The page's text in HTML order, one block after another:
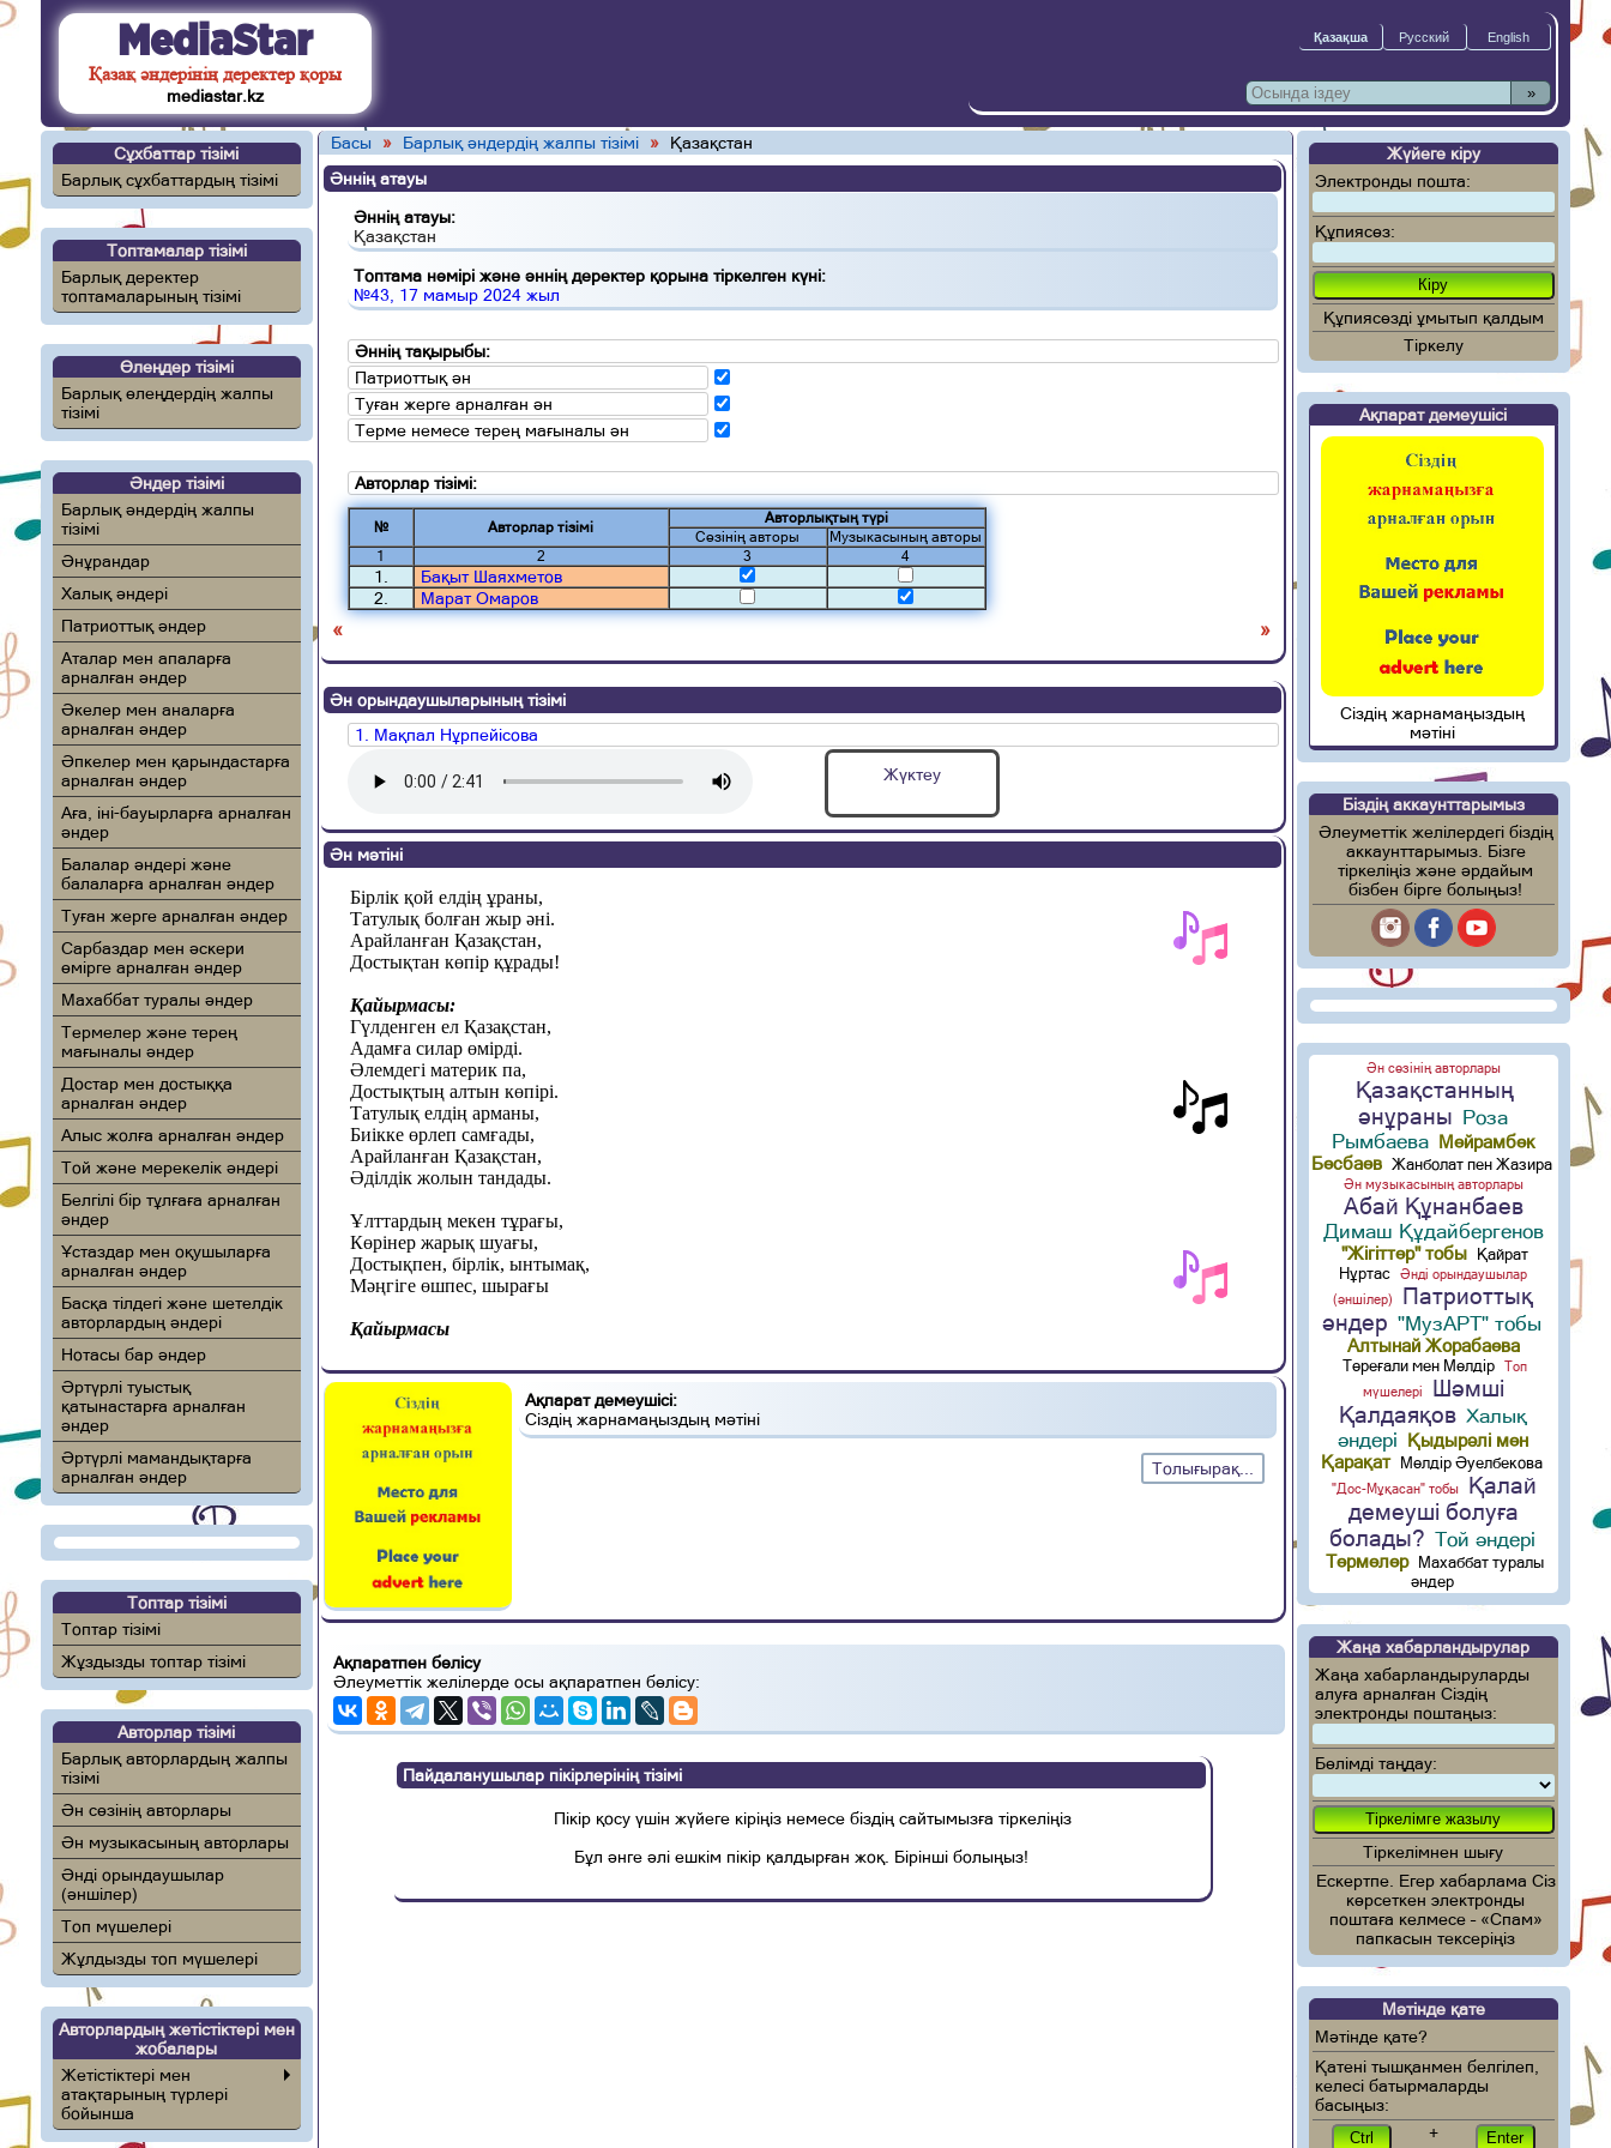
MediaStar
Қазақ әндерінің деректер қоры
mediastar.kz »
Сұхбаттар тізімі
Барлық сұхбаттардың тізімі
Топтамалар тізімі
Барлық деректер
топтамаларының тізімі
Өлеңдер тізімі
Барлық өлеңдердің жалпы
тізімі
Әндер тізімі
Барлық әндердің жалпы
тізімі
Әнұрандар
Халық әндері
Патриоттық әндер
Аталар мен апаларға
арналған әндер
Әкелер мен аналарға
арналған әндер
Әпкелер мен қарындастарға
арналған әндер
Аға, іні-бауырларға арналған
әндер
Балалар әндері және
балаларға арналған әндер
Туған жерге арналған әндер
Сарбаздар мен әскери
өмірге арналған әндер
Махаббат туралы әндер
Термелер және терең
мағыналы әндер
Достар мен достыққа
арналған әндер
Алыс жолға арналған әндер
Той және мерекелік әндері
Белгілі бір тұлғаға арналған
әндер
Ұстаздар мен оқушыларға
арналған әндер
Басқа тілдегі және шетелдік
авторлардың әндері
Нотасы бар әндер
Әртүрлі туыстық
қатынастарға арналған
әндер
Әртүрлі мамандықтарға
арналған әндер
Топтар тізімі
Топтар тізімі
Жұздызды топтар тізімі
Авторлар тізімі
Барлық авторлардың жалпы
тізімі
Ән сөзінің авторлары
Ән музыкасының авторлары
Әнді орындаушылар
(әншілер)
Топ мүшелері
Жұлдызды топ мүшелері
Авторлардың жетістіктері мен
жобалары
Жетістіктері мен
атақтарының түрлері
бойынша
Басы » Барлық әндердің жалпы тізімі »
Қазақстан
Әннің атауы
Әннің атауы:
Қазақстан
Топтама нөмірі және әннің деректер қорына тіркелген күні:
№43, 17 мамыр 2024 жыл
Әннің тақырыбы:
Патриоттық ән
Туған жерге арналған ән
Терме немесе терең мағыналы ән
Авторлар тізімі:
№ Авторлар тізімі
Авторлықтың түрі
Сөзінің авторы
Музыкасының авторы
1
2 3 4
1.
Бақыт Шаяхметов
2.
Марат Омаров
« »
Ән орындаушыларының тізімі
1. Мақпал Нұрпейісова
Жүктеу
Ән мәтіні
Бірлік қой елдің ұраны,
Татулық болған жыр әні.
Арайланған Қазақстан,
Достықтан көпір құрады!
Қайырмасы:
Гүлденген ел Қазақстан,
Адамға силар өмірді.
Әлемдегі материк па,
Достықтың алтын көпірі.
Татулық елдің арманы,
Биікке өрлеп самғады,
Арайланған Қазақстан,
Әділдік жолын тандады.
Ұлттардың мекен тұрағы,
Көрінер жарық шуағы,
Достықпен, бірлік, ынтымақ,
Мәңгіге өшпес, шырағы
Қайырмасы
Ақпарат демеушісі:
Сіздің жарнамаңыздың мәтіні
Толығырақ...
Ақпаратпен бөлісу
Әлеуметтік желілерде осы ақпаратпен бөлісу:
Пайдаланушылар пікірлерінің тізімі
Пікір қосу үшін жүйеге кіріңіз немесе біздің сайтымызға тіркеліңіз
Бұл әнге әлі ешкім пікір қалдырған жоқ. Бірінші болыңыз!
Жүйеге кіру
Электронды пошта:
Құпиясөз:
Құпиясөзді ұмытып қалдым
Тіркелу
Ақпарат демеушісі
Сіздің жарнамаңыздың
мәтіні
Біздің аккаунттарымыз
Әлеуметтік желілердегі біздің
аккаунттарымыз. Бізге
тіркеліңіз және әрдайым
бізбен бірге болыңыз!
Ән сөзінің авторлары
Қазақстанның
әнұраны Роза
Рымбаева Мейрамбек
Бесбаев Жанболат пен Жазира
Ән музыкасының авторлары
Абай Құнанбаев
Димаш Құдайбергенов
"Жігіттер" тобы
Қайрат
Нұртас
Әнді орындаушылар
(әншілер)
Патриоттық
әндер "МузАРТ" тобы
Алтынай Жорабаева
Төреғали мен Мөлдір
Топ
мүшелері
Шәмші
Қалдаяқов Халық
әндері Қыдырәлі мен
Қарақат
Мөлдір Әуелбекова
"Дос-Мұқасан" тобы
Қалай
демеуші болуға
болады? Той әндері
Термелер
Махаббат туралы
әндер
Жаңа хабарландырулар
Жаңа хабарландыруларды
алуға арналған Сіздің
электронды поштаңыз:
Бөлімді таңдау:
Тіркелімнен шығу
Ескертпе. Егер хабарлама Сіз
көрсеткен электронды
поштаға келмесе – «Спам»
папкасын тексеріңіз
Мәтінде қате
Мәтінде қате?
Қатені тышқанмен белгілеп,
келесі батырмаларды
басыңыз:
+